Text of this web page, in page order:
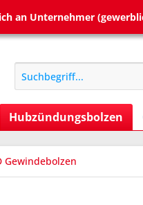
an Unternehmer
Hubzündungsbolzen
Gewindebolzen